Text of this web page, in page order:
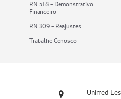
RN 518 - Demonstrativo
Financeiro
RN 309 - Reajustes
Trabalhe Conosco
Unimed